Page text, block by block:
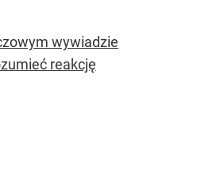
wywiadzie
reakcję